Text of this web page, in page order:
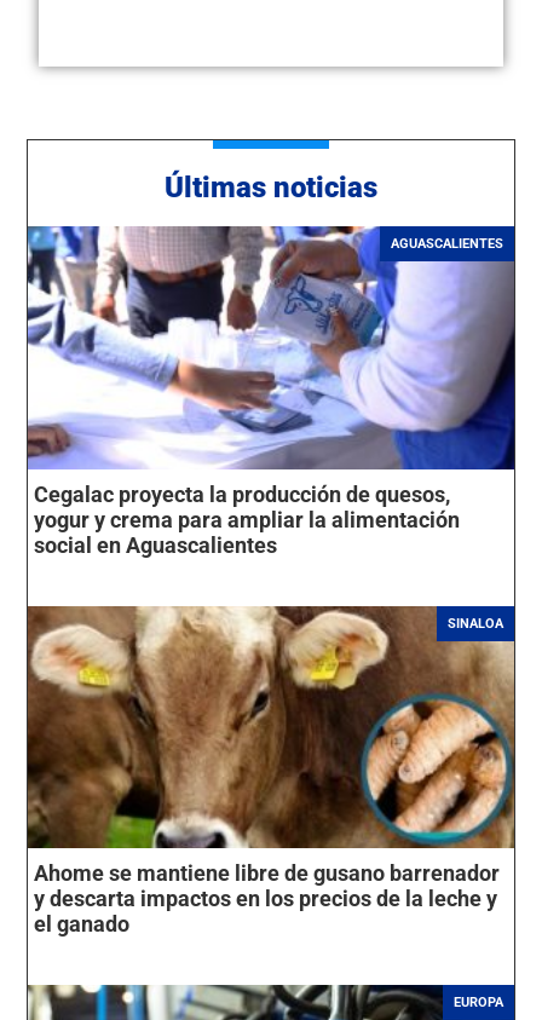
Últimas noticias
AGUASCALIENTES
Cegalac proyecta la producción de quesos,
yogur y crema para ampliar la alimentación
social en Aguascalientes
SINALOA
Ahome se mantiene libre de gusano barrenador
y descarta impactos en los precios de la leche y
el ganado
EUROPA